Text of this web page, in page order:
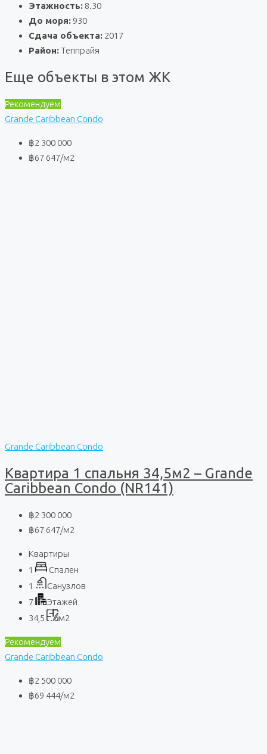
Этажность: 8.30
До моря: 930
Сдача объекта: 2017
Район:Теппрайя
Еще объекты в этом ЖК
Рекомендуем
Grande Caribbean Condo
฿2 300 000
฿67 647/м2
Grande Caribbean Condo
Квартира 1 спальня 34,5м2 – Grande
Caribbean Condo (NR141)
฿2 300 000
฿67 647/м2
Квартиры
1
Спален
1
Санузлов
7
Этажей
34,5
м2
Рекомендуем
Grande Caribbean Condo
฿2 500 000
฿69 444/м2